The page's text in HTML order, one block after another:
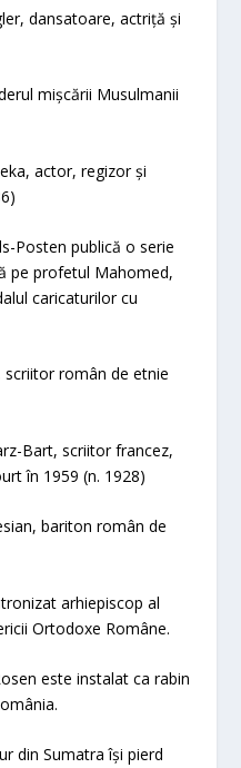
dansatoare, actriță și
mișcării Musulmanii
actor, regizor și
Posten publică o serie
pe profetul Mahomed,
caricaturilor cu
scriitor român de etnie
Bart, scriitor francez,
în 1959 (n. 1928)
bariton român de
arhiepiscop al
Ortodoxe Române.
este instalat ca rabin
din Sumatra își pierd